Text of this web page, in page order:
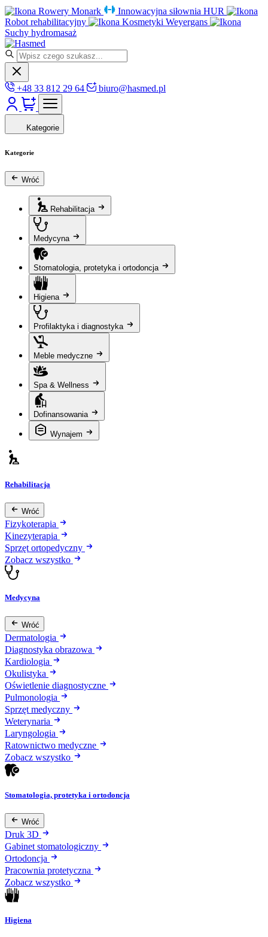
Rowery Monark
Innowacyjna siłownia HUR
Robot rehabilitacyjny
Kosmetyki Weyergans
Suchy hydromasaż
+48 33 812 29 64 biuro@hasmed.pl
Kategorie
Kategorie
Wróć
Rehabilitacja
Medycyna
Stomatologia, protetyka i ortodoncja
Higiena
Profilaktyka i diagnostyka
Meble medyczne
Spa & Wellness
Dofinansowania
Wynajem
Rehabilitacja
Wróć
Fizykoterapia
Kinezyterapia
Sprzęt ortopedyczny
Zobacz wszystko
Medycyna
Wróć
Dermatologia
Diagnostyka obrazowa
Kardiologia
Okulistyka
Oświetlenie diagnostyczne
Pulmonologia
Sprzęt medyczny
Weterynaria
Laryngologia
Ratownictwo medyczne
Zobacz wszystko
Stomatologia, protetyka i ortodoncja
Wróć
Druk 3D
Gabinet stomatologiczny
Ortodoncja
Pracownia protetyczna
Zobacz wszystko
Higiena